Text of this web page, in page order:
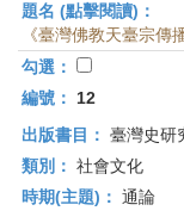
題名 (點擊閱讀)：
《臺灣佛教天臺宗傳
勾選：
編號：
12
出版書目： 臺灣史研
類別： 社會文化
時期(主題)： 通論